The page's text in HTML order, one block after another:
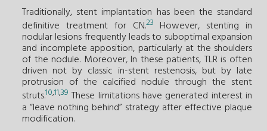
Traditionally, stent implantation has been the standard
definitive treatment for CN.23 However, stenting in
nodular lesions frequently leads to suboptimal expansion
and incomplete apposition, particularly at the shoulders
of the nodule. Moreover, In these patients, TLR is often
driven not by classic in-stent restenosis, but by late
protrusion of the calcified nodule through the stent
struts.10,11,39 These limitations have generated interest in
a “leave nothing behind” strategy after effective plaque
modification.